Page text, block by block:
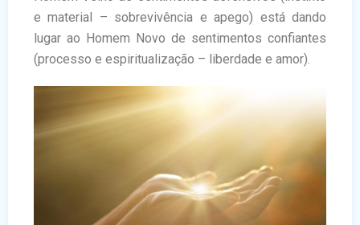
e material – sobrevivência e apego) está dando
lugar ao Homem Novo de sentimentos confiantes
(processo e espiritualização – liberdade e amor).